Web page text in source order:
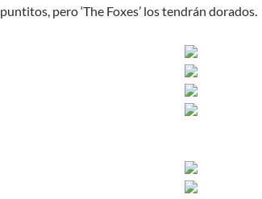
puntitos, pero ‘The Foxes’ los tendrán dorados.